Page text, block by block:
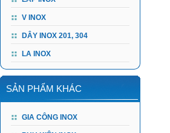
V INOX
DÂY INOX 201, 304
LA INOX
SẢN PHẨM KHÁC
GIA CÔNG INOX